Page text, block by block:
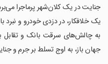
جنایت در یک کلان‌شهر پرماجرا
یک خلافکار، در دزدی خودرو و نبرد
به چالش‌های سرقت بانک و تقابل
جهان باز، به اوج تسلط بر جرم و